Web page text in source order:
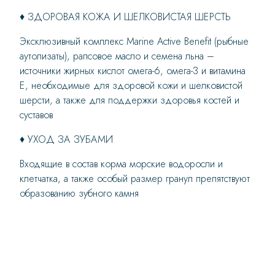
♦ ЗДОРОВАЯ КОЖА И ШЕЛКОВИСТАЯ ШЕРСТЬ
Эксклюзивный комплекс Marine Active Benefit (рыбные
аутолизаты), рапсовое масло и семена льна –
источники жирных кислот омега-6, омега-3 и витамина
Е, необходимые для здоровой кожи и шелковистой
шерсти, а также для поддержки здоровья костей и
суставов
♦ УХОД ЗА ЗУБАМИ
Входящие в состав корма морские водоросли и
клетчатка, а также особый размер гранул препятствуют
образованию зубного камня